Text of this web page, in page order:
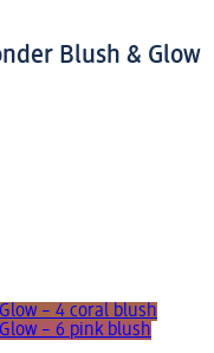
Blush & Glow
– 4 coral blush
– 6 pink blush